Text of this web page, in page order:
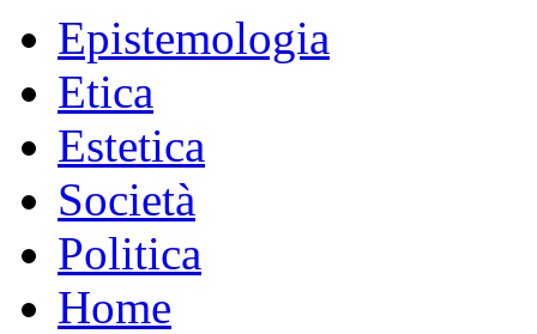
Epistemologia
Etica
Estetica
Società
Politica
Home